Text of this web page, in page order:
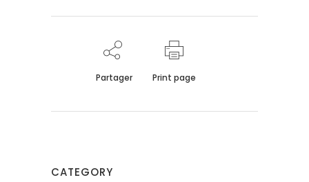
Partager Print page
CATEGORY